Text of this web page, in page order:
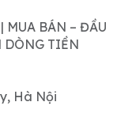
MUA BÁN – ĐẦU
DÒNG TIỀN
Hà Nội